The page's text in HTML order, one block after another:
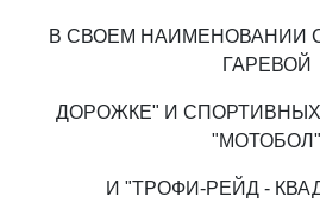
В СВОЕМ НАИМЕНОВАНИИ
ГАРЕВОЙ
ДОРОЖКЕ" И
"МОТОБОЛ"
И "ТРОФИ-РЕЙД -